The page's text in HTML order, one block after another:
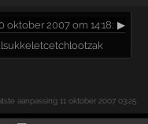
oktober 2007 om 14:18: ▶
aanpassing11 oktober 2007 03:25